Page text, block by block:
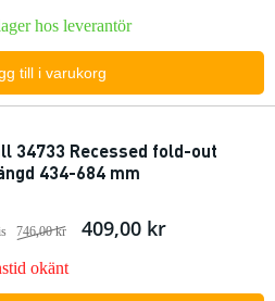
hos leverantör
till i varukorg
34733 Recessed fold-out
434-684 mm
746,00 kr 409,00 kr
okänt